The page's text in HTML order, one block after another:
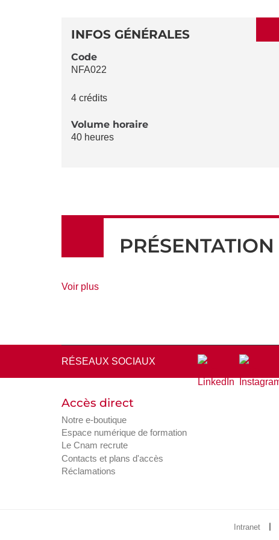
DE
LA
DÉTAILS
INFOS GÉNÉRALES
Code
NFA022
4 crédits
Volume horaire
40 heures
PRÉSENTATION
Voir plusde
RÉSEAUX SOCIAUX
Accès direct
Notre e-boutique
Espace numérique de formation
Le Cnam recrute
Contacts et plans d'accès
Réclamations
Intranet